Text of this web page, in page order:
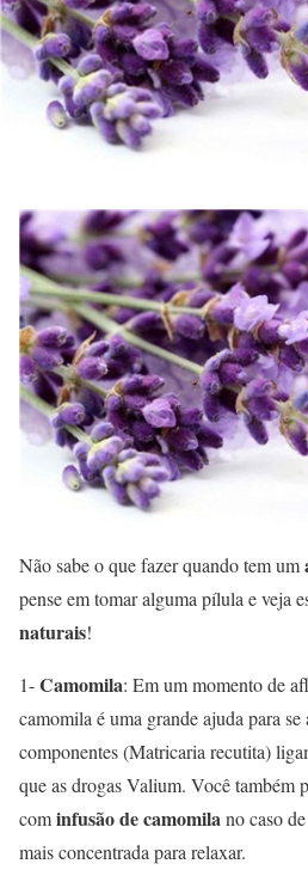
Não sabe o que fazer quando tem um
pense em tomar alguma pílula e veja
naturais!
1-Camomila: Em um momento de
camomila é uma grande ajuda para
componentes (Matricaria recutita)
que as drogas Valium. Você também
cominfusão de camomilano caso
mais concentrada para relaxar.